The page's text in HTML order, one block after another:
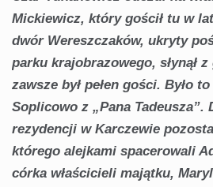
Mickiewicz, który gościł tu w
dwór Wereszczaków, ukryty
parku krajobrazowego, słynął
zawsze był pełen gości. Było
Soplicowo z „Pana Tadeusza”.
rezydencji w Karczewie
którego alejkami spacerowali
córka właścicieli majątku,